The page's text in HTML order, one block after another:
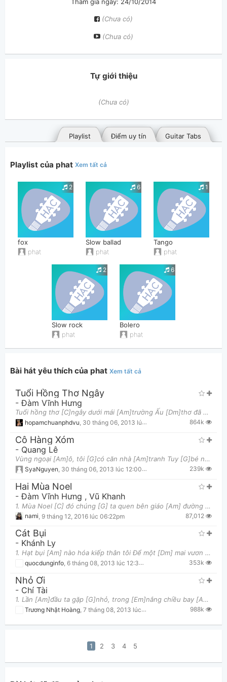
(Chưa có)
(Chưa có)
Tự giới thiệu
(Chưa có)
Guitar Tabs
Điểm uy tín
Playlist
Bài hát yêu thích
Bài hát đã đăng
Thông tin chung
Playlist của phat Xem tất cả
2
fox
phat
6
Slow ballad
phat
1
Tango
phat
2
Slow rock
phat
6
Bolero
phat
Bài hát yêu thích của phat Xem tất cả
Tuổi Hồng Thơ Ngây
-Đàm Vĩnh Hưng
Tuổi hồng thơ [C]ngây dưới mái [Am]trường Ấu [Dm]thơ đã đi qua [G7]rồi Để lại trong [C]tôi một nỗi
hopamchuanphdvu 30 tháng 06, 2013 lúc 10:14am 864k
Cô Hàng Xóm
- Quang Lê
Vùng ngoại [Am]ô, tôi [G]có căn nhà [Am]tranh Tuy [G]bé nhưng thật [Am]xinh tháng [A7]ngày sống riê
SyaNguyen, 30 tháng 06, 2013 lúc 12:00pm 239k
Hai Mùa Noel
-Đàm Vĩnh Hưng , Vũ Khanh
1. Mùa Noel [C] đó chúng [G] ta quen bên giáo [Am] đường [G] Mùa Noel [F] đó anh dắt em vào tình [
nami 9 tháng 12, 2016 lúc 06:22pm 87,012
Cát Bụi
- Khánh Ly
1. Hạt bụi [Am] nào hóa kiếp thân tôi Để một [Dm] mai vươn hình hài lớn [Am] dậy [E7] Ôi cát bụi t
quocdunginfo 6 tháng 08, 2013 lúc 12:36am 353k
Nhỏ Ơi
- Chí Tài
1. Lần [Am]đầu ta gặp [G]nhỏ, trong [Em]nắng chiều bay [Am]bay Ngập[Am] ngừng ta hỏi [G]nhỏ, nhỏ [G
Trương Nhật Hoàng 7 tháng 08, 2013 lúc 12:58pm 988k
1 2 3 4 5